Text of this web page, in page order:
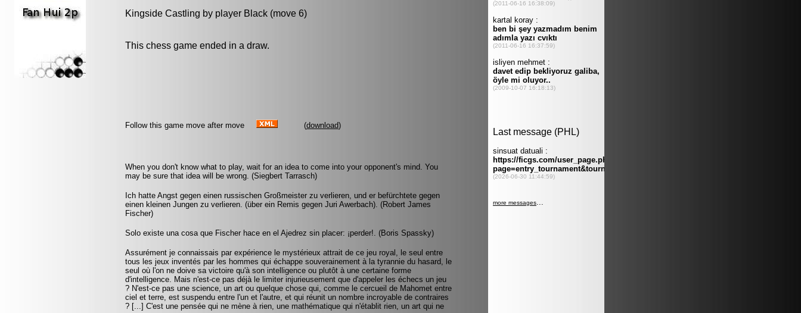
Kingside Castling by player Black (move 6)
This chess game ended in a draw.
Follow this game move after move (download)
When you don't know what to play, wait for an idea to come into your opponent's mind. You
may be sure that idea will be wrong. (Siegbert Tarrasch)
Ich hatte Angst gegen einen russischen Großmeister zu verlieren, und er befürchtete gegen
einen kleinen Jungen zu verlieren. (über ein Remis gegen Juri Awerbach). (Robert James
Fischer)
Solo existe una cosa que Fischer hace en el Ajedrez sin placer: ¡perder!. (Boris Spassky)
Assurément je connaissais par expérience le mystérieux attrait de ce jeu royal, le seul entre
tous les jeux inventés par les hommes qui échappe souverainement à la tyrannie du hasard, le
seul où l'on ne doive sa victoire qu'à son intelligence ou plutôt à une certaine forme
d'intelligence. Mais n'est-ce pas déjà le limiter injurieusement que d'appeler les échecs un jeu
? N'est-ce pas une science, un art ou quelque chose qui, comme le cercueil de Mahomet entre
ciel et terre, est suspendu entre l'un et l'autre, et qui réunit un nombre incroyable de contraires
? [...] C'est une pensée qui ne mène à rien, une mathématique qui n'établit rien, un art qui ne